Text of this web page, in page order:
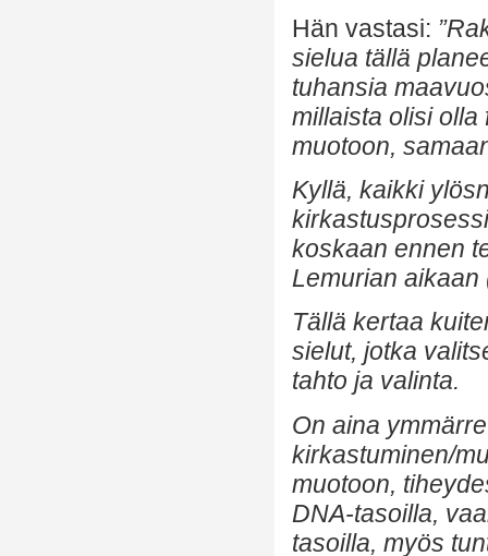
Hän vastasi:
sielua tällä
tuhansia
millaista olisi
muotoon,
Kyllä, kaikki
koskaan ennen
Lemurian
Tällä kertaa
sielut, jotka
tahto ja valinta.
On aina
kirkastuminen/
muotoon,
DNA-tasoilla,
tasoilla, myös